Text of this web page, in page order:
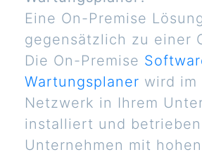
Eine On-Premise
gegensätzlich zu einer
Die On-Premise
Wartungsplaner wird im
Netzwerk in Ihrem
installiert und
Unternehmen mit hohen